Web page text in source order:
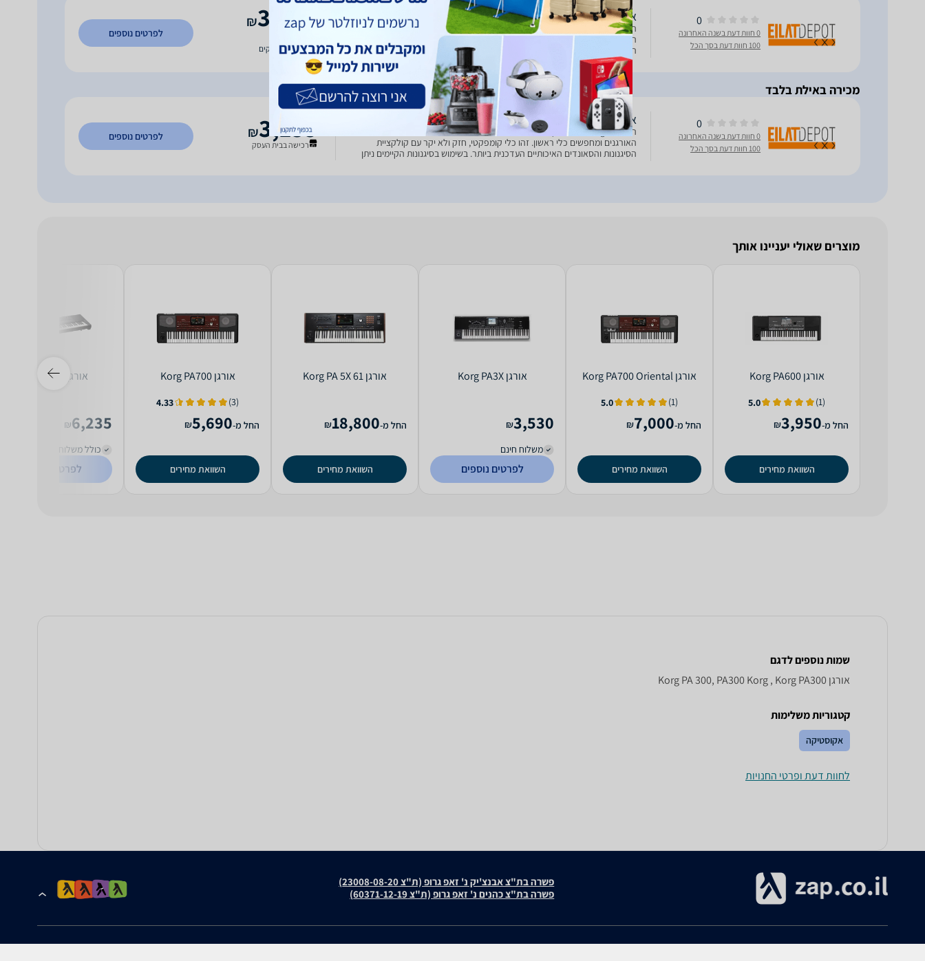
0
0 חוות דעת בשנה האחרונה
100 חוות דעת בסך הכל
אורגן Korg Pa300
הKorg Pa300 היא המקלדת הטובה ביותר לנגנים שמעוניינים להיכנס לתחום
האורגנים ומחפשים כלי ראשון. זהו כלי קומפקטי, חזק ולא יקר עם קולקציית
הסיגנונות והסאונדים האיכותיים העדכנית ביותר. בשימוש בסיגנונות הקיימים ניתן
לנגן במהירות ובקלות עם פלייבק שמתאים את עצמו
3,700
₪
משלוח חינם
עד 7 ימי עסקים
לפרטים נוספים
מכירה באילת בלבד
0
0 חוות דעת בשנה האחרונה
100 חוות דעת בסך הכל
אורגן Korg Pa300
הKorg Pa300 היא המקלדת הטובה ביותר לנגנים שמעוניינים להיכנס לתחום
האורגנים ומחפשים כלי ראשון. זהו כלי קומפקטי, חזק ולא יקר עם קולקציית
הסיגנונות והסאונדים האיכותיים העדכנית ביותר. בשימוש בסיגנונות הקיימים ניתן
3,135
₪
רכישה בבית העסק
לפרטים נוספים
מוצרים שאולי יעניינו אותך
‏אורגן Korg PA600
(1)
5.0
החל מ-3,950
₪
השוואת מחירים
‏אורגן Korg PA700 Oriental
(1)
5.0
החל מ-7,000
₪
השוואת מחירים
‏אורגן Korg PA3X
3,530
₪
משלוח חינם
לפרטים נוספים
‏אורגן Korg PA 5X 61
החל מ-18,800
₪
השוואת מחירים
‏אורגן Korg PA700
(3)
4.33
החל מ-5,690
₪
השוואת מחירים
‏אורגן Roland EA7
6,235
₪
כולל משלוח (50 ₪)
לפרטים נוספים
שמות נוספים לדגם
‏אורגן Korg PA 300, PA300 Korg , Korg PA300
קטגוריות משלימות
אקוסטיקה
לחוות דעת ופרטי החנויות
פשרה בת"צ אבנצ'יק נ' זאפ גרופ (ת"צ 23008-08-20)
פשרה בת"צ כהנים נ' זאפ גרופ (ת"צ 60371-12-19)